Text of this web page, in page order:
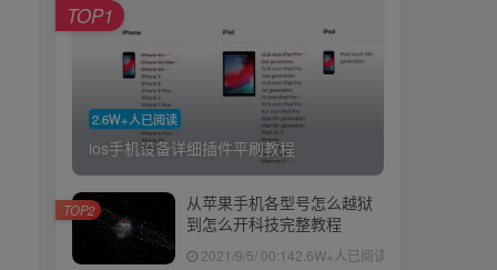
2.6W+人已阅读
ios手机设备详细插件平刷教程
TOP1
从苹果手机各型号怎么越狱
到怎么开科技完整教程
2021/9/5/ 00:142.6W+人已阅读
TOP2